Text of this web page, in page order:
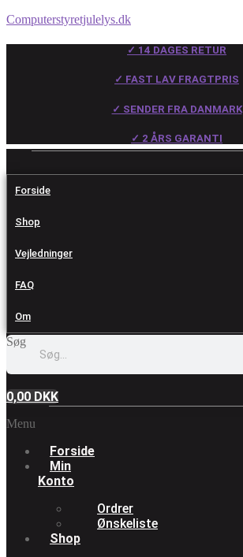
Computerstyretjulelys.dk
✓ 14 DAGES RETUR
✓ FAST LAV FRAGTPRIS
✓ SENDER FRA DANMARK
✓ 2 ÅRS GARANTI
Forside
Shop
Vejledninger
FAQ
Om
Søg
0,00 DKK
Menu
Forside
Min
Konto
Ordrer
Ønskeliste
Shop